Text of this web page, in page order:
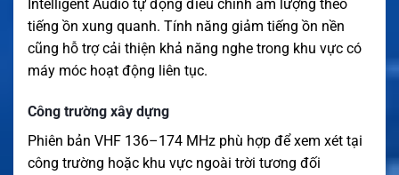
Intelligent Audio tự động điều chỉnh âm lượng theo
tiếng ồn xung quanh. Tính năng giảm tiếng ồn nền
cũng hỗ trợ cải thiện khả năng nghe trong khu vực có
máy móc hoạt động liên tục.
Công trường xây dựng
Phiên bản VHF 136–174 MHz phù hợp để xem xét tại
công trường hoặc khu vực ngoài trời tương đối